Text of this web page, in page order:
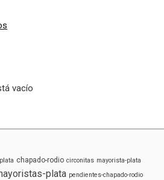
vacío
chapado-rodio circonitas mayorista-plata
plata pendientes-chapado-rodio